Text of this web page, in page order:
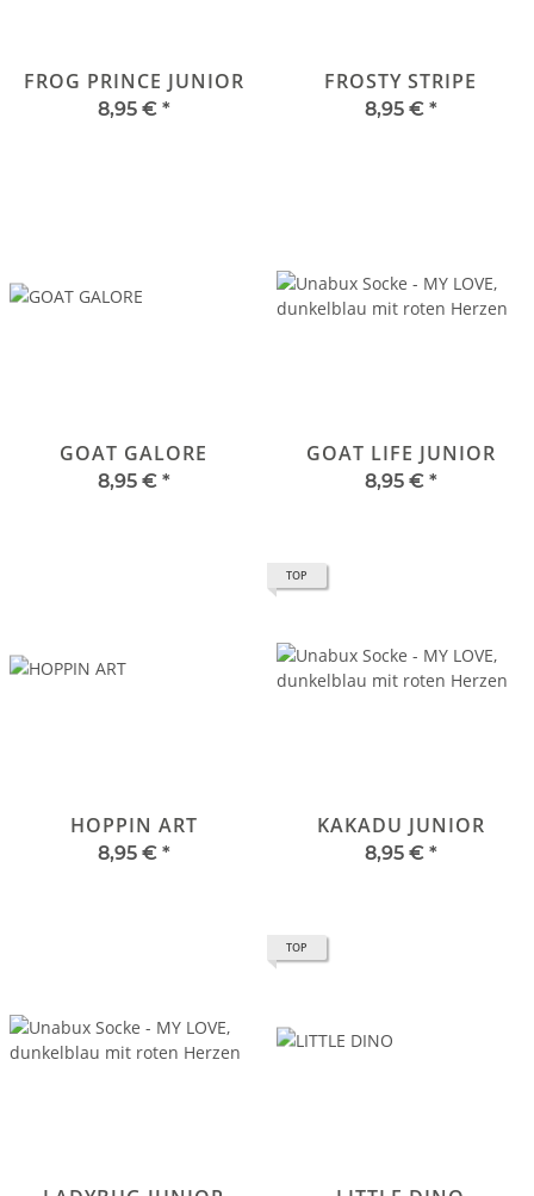
FROG PRINCE JUNIOR
8,95 € *
FROSTY STRIPE
8,95 € *
GOAT GALORE
8,95 € *
GOAT LIFE JUNIOR
8,95 € *
HOPPIN ART
8,95 € *
TOP
KAKADU JUNIOR
8,95 € *
TOP